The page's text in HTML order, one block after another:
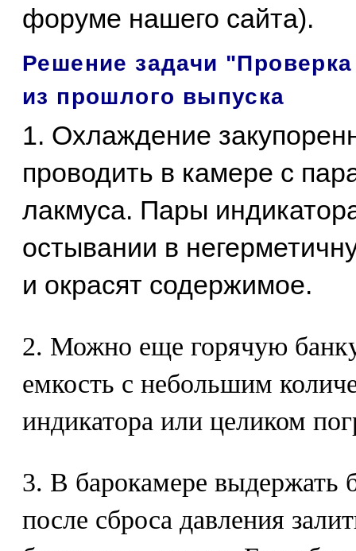
форуме нашего сайта).
Решение задачи
из прошлого выпуска
1. Охлаждение
проводить в камере с
лакмуса. Пары
остывании в
и окрасят содержимое.
2. Можно еще горячую
емкость с небольшим
индикатора или целиком
3. В барокамере выдержать
после сброса давления